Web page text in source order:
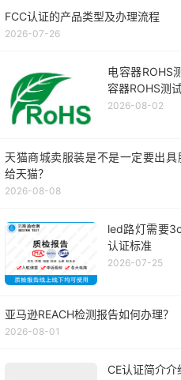
FCC认证的产品类型及办理流程
2026-07-26
电容器ROHS
容器ROHS测
2026-08-02
天猫商城卖服装是不是一定要出
给天猫？
2026-08-08
led路灯需要
认证标准
2026-07-25
亚马逊REACH检测报告如何办理？
2026-08-01
CE认证简介介